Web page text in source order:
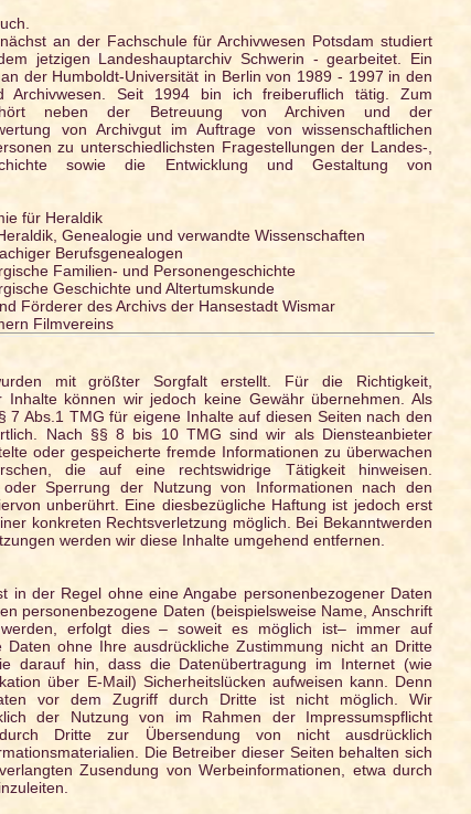
an der Fachschule für Archivwesen Potsdam studiert
jetzigen Landeshauptarchiv Schwerin - gearbeitet. Ein
der Humboldt-Universität in Berlin von 1989 - 1997 in den
Archivwesen. Seit 1994 bin ich freiberuflich tätig. Zum
neben der Betreuung von Archiven und der
von Archivgut im Auftrage von wissenschaftlichen
zu unterschiedlichsten Fragestellungen der Landes-,
sowie die Entwicklung und Gestaltung von
für Heraldik
Genealogie und verwandte Wissenschaften
Berufsgenealogen
Familien- und Personengeschichte
Geschichte und Altertumskunde
Förderer des Archivs der Hansestadt Wismar
Filmvereins
mit größter Sorgfalt erstellt. Für die Richtigkeit,
Inhalte können wir jedoch keine Gewähr übernehmen. Als
7 Abs.1 TMG für eigene Inhalte auf diesen Seiten nach den
Nach §§ 8 bis 10 TMG sind wir als Diensteanbieter
oder gespeicherte fremde Informationen zu überwachen
die auf eine rechtswidrige Tätigkeit hinweisen.
Sperrung der Nutzung von Informationen nach den
unberührt. Eine diesbezügliche Haftung ist jedoch erst
konkreten Rechtsverletzung möglich. Bei Bekanntwerden
werden wir diese Inhalte umgehend entfernen.
in der Regel ohne eine Angabe personenbezogener Daten
personenbezogene Daten (beispielsweise Name, Anschrift
erfolgt dies – soweit es möglich ist– immer auf
ohne Ihre ausdrückliche Zustimmung nicht an Dritte
darauf hin, dass die Datenübertragung im Internet (wie
über E-Mail) Sicherheitslücken aufweisen kann. Denn
vor dem Zugriff durch Dritte ist nicht möglich. Wir
der Nutzung von im Rahmen der Impressumspflicht
durch Dritte zur Übersendung von nicht ausdrücklich
Die Betreiber dieser Seiten behalten sich
Zusendung von Werbeinformationen, etwa durch